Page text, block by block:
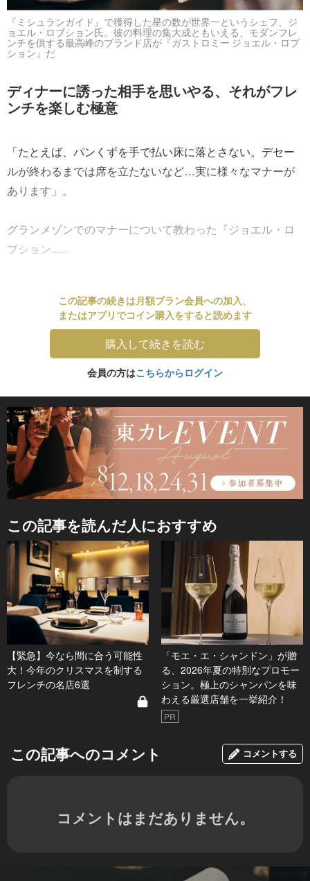
『ミシュランガイド』で獲得した星の数が世界一というシェフ、ジ
ョエル・ロブション氏。彼の料理の集大成ともいえる、モダンフレ
ンチを供する最高峰のブランド店が『ガストロミー ジョエル・ロブ
ション』だ
ディナーに誘った相手を思いやる、それがフレ
ンチを楽しむ極意
「たとえば、パンくずを手で払い床に落とさない。デセー
ルが終わるまでは席を立たないなど…実に様々なマナーが
あります」。
グランメゾンでのマナーについて教わった『ジョエル・ロ
ブション......
この記事の続きは月額プラン会員への加入、
またはアプリでコイン購入をすると読めます
購入して続きを読む
会員の方はこちらからログイン
この記事を読んだ人におすすめ
【緊急】今なら間に合う可能性
大！今年のクリスマスを制する
フレンチの名店6選
「モエ・エ・シャンドン」が贈
る、2026年夏の特別なプロモー
ション。極上のシャンパンを味
わえる厳選店舗を一挙紹介！
PR
この記事へのコメント コメントする
コメントはまだありません。